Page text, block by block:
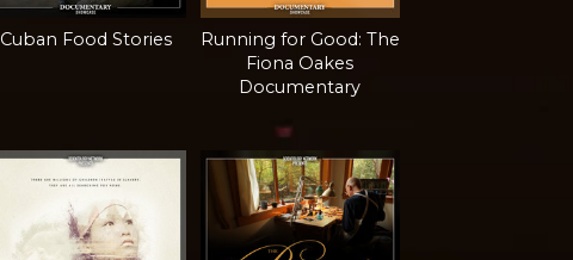
Cuban Food Stories
Running for Good: The
Fiona Oakes
Documentary